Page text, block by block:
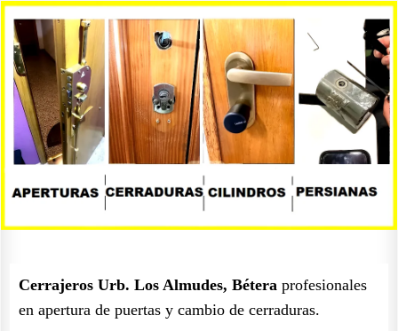
Cerrajeros Urb. Los Almudes, Bétera profesionales
en apertura de puertas y cambio de cerraduras.